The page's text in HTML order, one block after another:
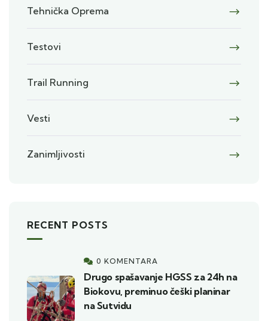
Tehnička Oprema
Testovi
Trail Running
Vesti
Zanimljivosti
RECENT POSTS
0 KOMENTARA
Drugo spašavanje HGSS za 24h na
Biokovu, preminuo češki planinar
na Sutvidu